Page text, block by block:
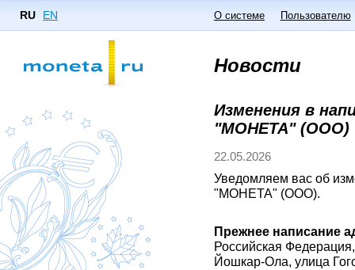
RU EN О системе Пользователю
Новости
Изменения в
"МОНЕТА" (ООО)
22.05.2026
Уведомляем вас об
"МОНЕТА" (ООО).
Прежнее написание
Российская
Йошкар-Ола, улица